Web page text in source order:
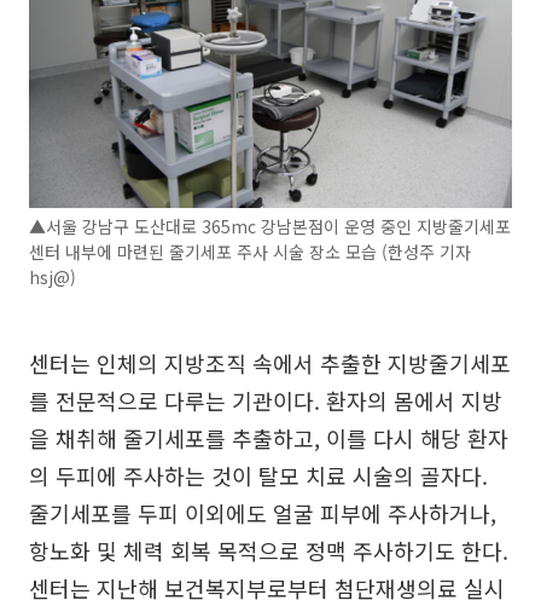
▲서울 강남구 도산대로 365mc 강남본점이 운영 중인 지방줄기세포
센터 내부에 마련된 줄기세포 주사 시술 장소 모습 (한성주 기자
hsj@)
센터는 인체의 지방조직 속에서 추출한 지방줄기세포
를 전문적으로 다루는 기관이다. 환자의 몸에서 지방
을 채취해 줄기세포를 추출하고, 이를 다시 해당 환자
의 두피에 주사하는 것이 탈모 치료 시술의 골자다.
줄기세포를 두피 이외에도 얼굴 피부에 주사하거나,
항노화 및 체력 회복 목적으로 정맥 주사하기도 한다.
센터는 지난해 보건복지부로부터 첨단재생의료 실시